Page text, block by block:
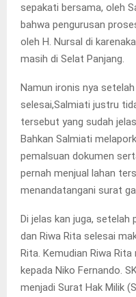
sepakati bersama, oleh
bahwa pengurusan
oleh H. Nursal di
masih di Selat Panjang.
Namun ironis nya
selesai,Salmiati justru
tersebut yang sudah
Bahkan Salmiati
pemalsuan dokumen
pernah menjual lahan
menandatangani surat
Di jelas kan juga, setelah
dan Riwa Rita selesai
Rita. Kemudian Riwa
kepada Niko Fernando.
menjadi Surat Hak Milik